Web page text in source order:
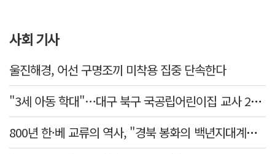
사회 기사
울진해경, 어선 구명조끼 미착용 집중 단속한다
"3세 아동 학대"…대구 북구 국공립어린이집 교사 2명 검찰 송치
800년 한·베 교류의 역사, "경북 봉화의 백년지대계로 피어난다"